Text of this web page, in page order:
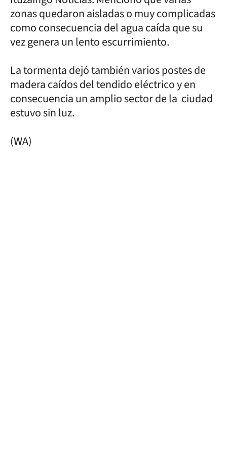
zonas quedaron aisladas o muy complicadas
como consecuencia del agua caída que su
vez genera un lento escurrimiento.
La tormenta dejó también varios postes de
madera caídos del tendido eléctrico y en
consecuencia un amplio sector de la ciudad
estuvo sin luz.
(WA)